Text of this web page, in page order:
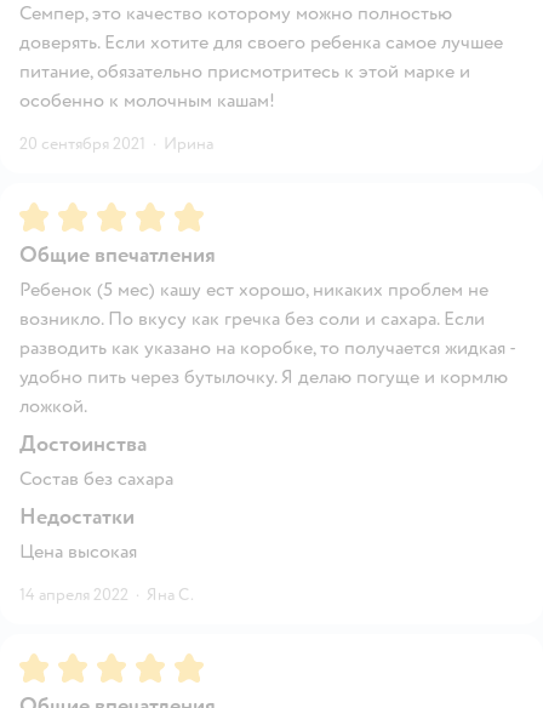
Семпер, это качество которому можно полностью
доверять. Если хотите для своего ребенка самое лучшее
питание, обязательно присмотритесь к этой марке и
особенно к молочным кашам!
20 сентября 2021 · Ирина
Рейтинг:5
Общие впечатления
Ребенок (5 мес) кашу ест хорошо, никаких проблем не
возникло. По вкусу как гречка без соли и сахара. Если
разводить как указано на коробке, то получается жидкая -
удобно пить через бутылочку. Я делаю погуще и кормлю
ложкой.
Достоинства
Состав без сахара
Недостатки
Цена высокая
14 апреля 2022 · Яна С.
Рейтинг:5